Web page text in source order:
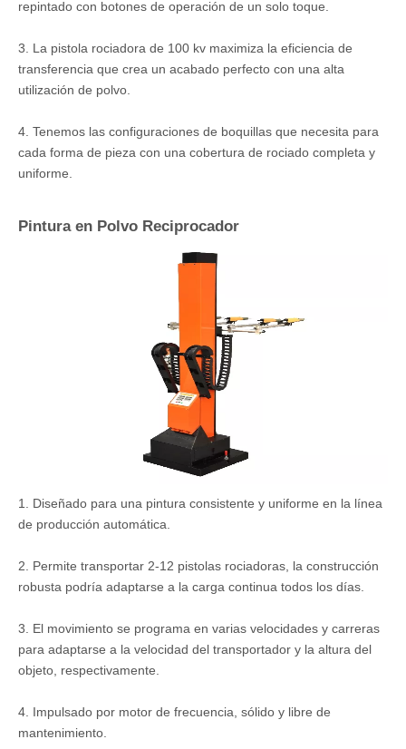
repintado con botones de operación de un solo toque.
3. La pistola rociadora de 100 kv maximiza la eficiencia de
transferencia que crea un acabado perfecto con una alta
utilización de polvo.
4. Tenemos las configuraciones de boquillas que necesita para
cada forma de pieza con una cobertura de rociado completa y
uniforme.
Pintura en Polvo Reciprocador
1. Diseñado para una pintura consistente y uniforme en la línea
de producción automática.
2. Permite transportar 2-12 pistolas rociadoras, la construcción
robusta podría adaptarse a la carga continua todos los días.
3. El movimiento se programa en varias velocidades y carreras
para adaptarse a la velocidad del transportador y la altura del
objeto, respectivamente.
4. Impulsado por motor de frecuencia, sólido y libre de
mantenimiento.